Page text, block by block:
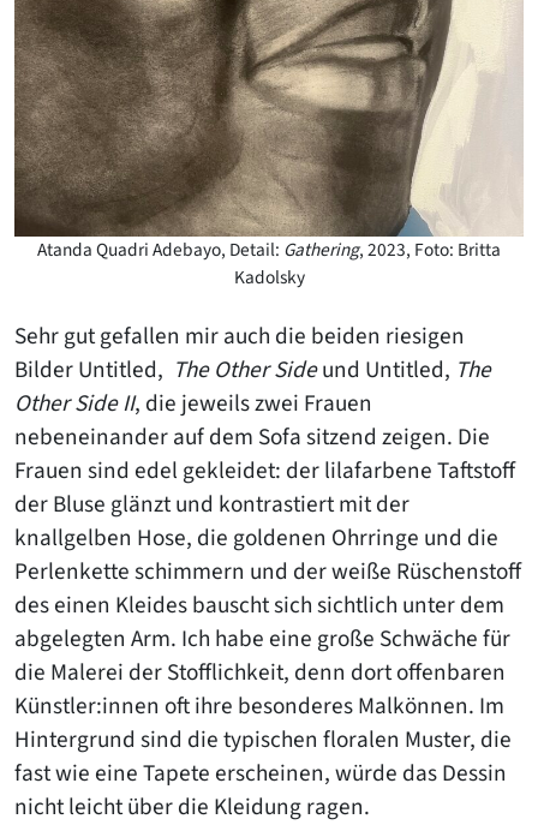
Atanda Quadri Adebayo, Detail: Gathering, 2023, Foto: Britta
Kadolsky
Sehr gut gefallen mir auch die beiden riesigen
Bilder Untitled, The Other Sideund Untitled, The
Other SideII, die jeweils zwei Frauen
nebeneinander auf dem Sofa sitzend zeigen. Die
Frauen sind edel gekleidet: der lilafarbene Taftstoff
der Bluse glänzt und kontrastiert mit der
knallgelben Hose, die goldenen Ohrringe und die
Perlenkette schimmern und der weiße Rüschenstoff
des einen Kleides bauscht sich sichtlich unter dem
abgelegten Arm. Ich habe eine große Schwäche für
die Malerei der Stofflichkeit, denn dort offenbaren
Künstler:innen oft ihre besonderes Malkönnen. Im
Hintergrund sind die typischen floralen Muster, die
fast wie eine Tapete erscheinen, würde das Dessin
nicht leicht über die Kleidung ragen.